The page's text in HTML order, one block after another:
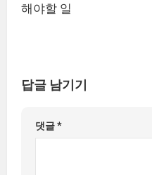
해야할 일
답글 남기기
댓글*